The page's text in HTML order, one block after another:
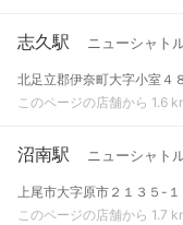
志久駅 ニューシャト
北足立郡伊奈町大字小室４
このページの店舗から 1.6
沼南駅 ニューシャト
上尾市大字原市２１３５-１
このページの店舗から 1.7